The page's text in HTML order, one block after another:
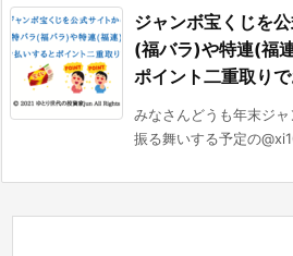
ジャンボ宝くじを
(福バラ)や特連(福
ポイント二重取りで
みなさんどうも年末ジ
振る舞いする予定の